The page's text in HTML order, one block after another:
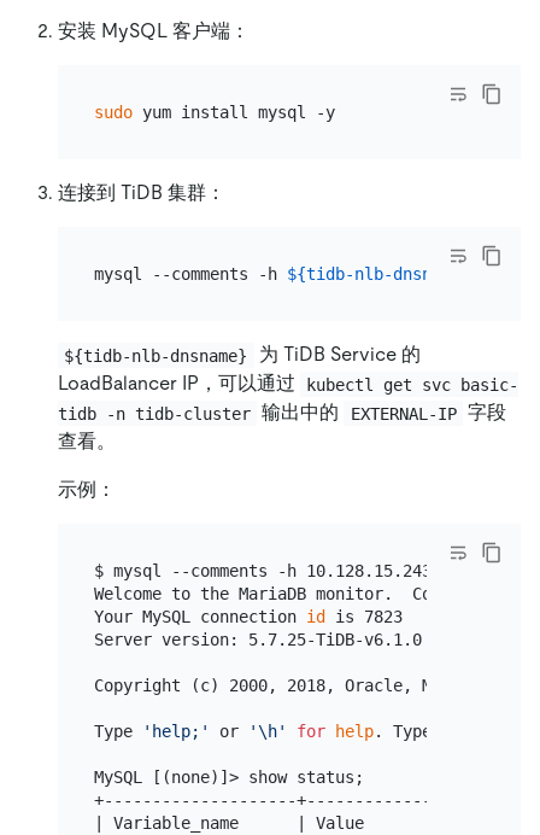
安装 MySQL 客户端：
sudo yum install mysql -y
连接到 TiDB 集群：
mysql --comments -h ${tidb-nlb-dnsname}
${tidb-nlb-dnsname}
为 TiDB Service 的
LoadBalancer IP，可以通过
kubectl get svc basic-
tidb -n tidb-cluster 输出中的 EXTERNAL-IP 字段
查看。
示例：
$ mysql --comments -h 10.128.15.243 -P 4000 -
Welcome to the MariaDB monitor.  Commands
Your MySQL connection id is 7823
Server version: 5.7.25-TiDB-v6.1.0 TiDB
Copyright (c) 2000, 2018, Oracle, MariaDB
Type 'help;' or '\h' for help. Type
MySQL [(none)]> show status;
+--------------------
| Variable_name      | Value